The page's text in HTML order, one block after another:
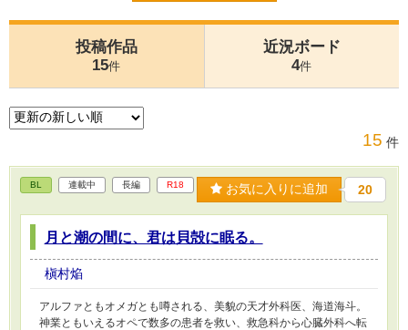
投稿作品
15件
近況ボード
4件
15 件
BL 連載中 長編 R18 お気に入りに追加 20
月と潮の間に、君は貝殻に眠る。
槇村焔
アルファともオメガとも噂される、美貌の天才外科医、海道海斗。
神業ともいえるオペで数多の患者を救い、救急科から心臓外科へ転